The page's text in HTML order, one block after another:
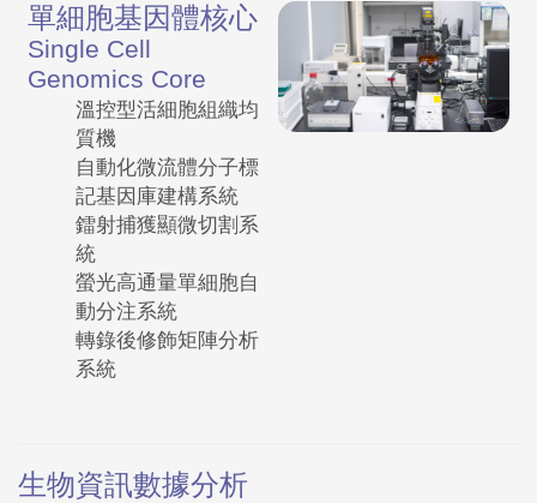
單細胞基因體核心
Single Cell
Genomics Core
溫控型活細胞組織均
質機
自動化微流體分子標
記基因庫建構系統
鐳射捕獲顯微切割系
統
螢光高通量單細胞自
動分注系統
轉錄後修飾矩陣分析
系統
生物資訊數據分析